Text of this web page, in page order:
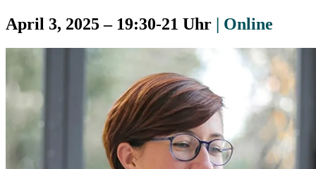
April 3, 2025 – 19:30-21 Uhr | Online